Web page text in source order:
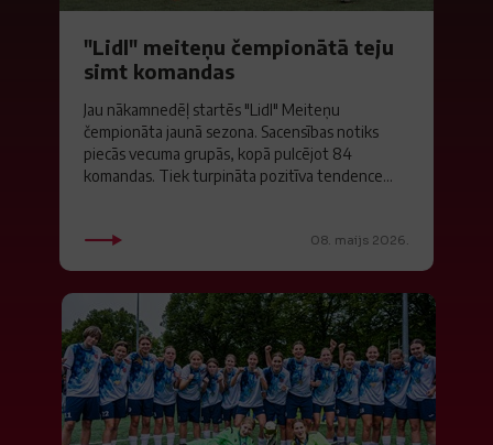
"Lidl" meiteņu čempionātā teju
simt komandas
Jau nākamnedēļ startēs "Lidl" Meiteņu
čempionāta jaunā sezona. Sacensības notiks
piecās vecuma grupās, kopā pulcējot 84
komandas. Tiek turpināta pozitīva tendence...
08. maijs 2026.